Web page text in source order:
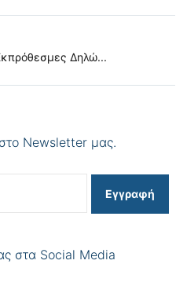
Δηλώ...
Newsletter μας.
Εγγραφή
στα Social Media